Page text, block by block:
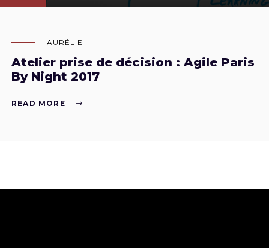
AURÉLIE
Atelier prise de décision : Agile Paris
By Night 2017
READ MORE